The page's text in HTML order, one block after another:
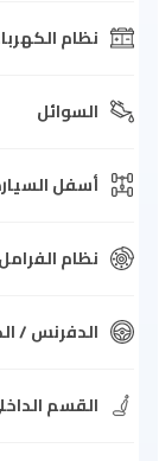
نظام
السوائل
أسفل
نظام الفرامل
الدفرنس /
القسم